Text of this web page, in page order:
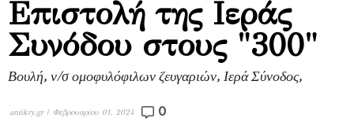
Επιστολή της Ιεράς
Συνόδου στους "300"
Βουλή, ν/σ ομοφυλόφιλων ζευγαριών, Ιερά Σύνοδος,
antikry.gr | Φεβρουαρίου 01, 2024 0